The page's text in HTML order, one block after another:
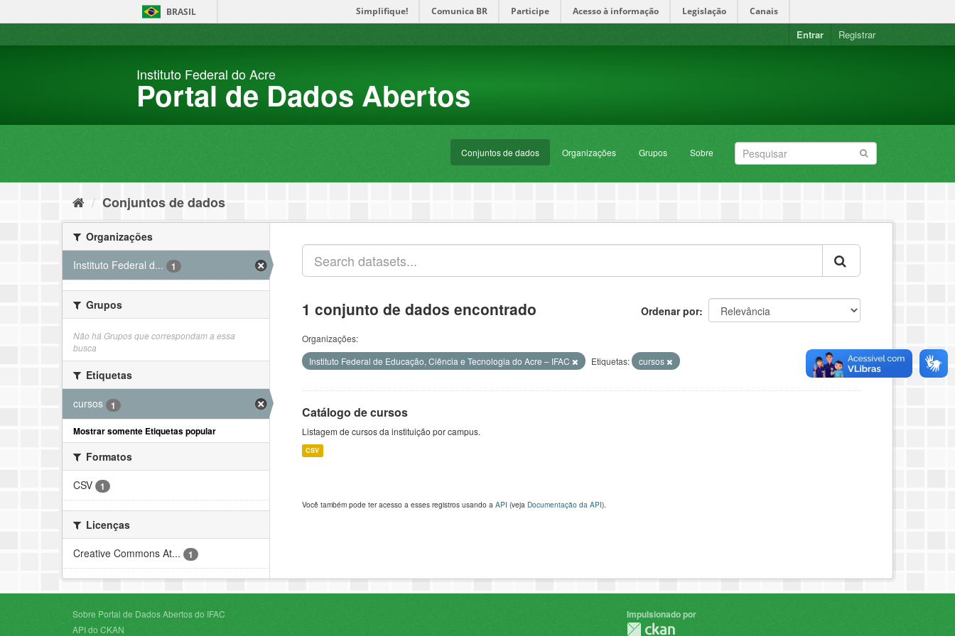
BRASIL Simplifique! Comunica BR Participe Acesso à informação Legislação Canais
Entrar Registrar
Instituto Federal do Acre
Portal de Dados Abertos
Conjuntos de dados Organizações Grupos Sobre
Conjuntos de dados
Organizações
Instituto Federal d...
1
Grupos
Não há Grupos que correspondam a essa
busca
Etiquetas
cursos
1
Mostrar somente Etiquetas popular
Formatos
CSV
1
Licenças
Creative Commons At...
1
Ordenar por
1 conjunto de dados encontrado
Organizações:
Instituto Federal de Educação, Ciência e Tecnologia do Acre – IFAC
Etiquetas: cursos
Catálogo de cursos
Listagem de cursos da instituição por campus.
CSV
Você também pode ter acesso a esses registros usando a API (veja Documentação da API).
Sobre Portal de Dados Abertos do IFAC
API do CKAN
Impulsionado por